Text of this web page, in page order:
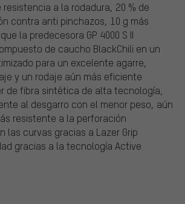
resistencia a la rodadura, 20 % de
contra anti pinchazos, 10 g más
la predecesora GP 4000 S II
de caucho BlackChili en un
para un excelente agarre,
y un rodaje aún más eficiente
de fibra sintética de alta tecnología,
al desgarro con el menor peso, aún
resistente a la perforación
las curvas gracias a Lazer Grip
gracias a la tecnología Active